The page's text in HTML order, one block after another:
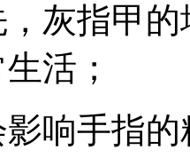
灰指甲
活；
响手指